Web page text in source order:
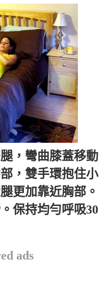
，彎曲膝蓋移動
，雙手環抱住小
更加靠近胸部。
保持均勻呼吸30
ads